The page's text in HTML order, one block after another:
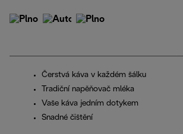
Čerstvá káva v každém šálku
Tradiční napěňovač mléka
Vaše káva jedním dotykem
Snadné čištění